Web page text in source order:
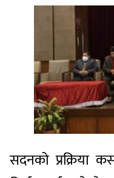
सदनको प्रक्रिया